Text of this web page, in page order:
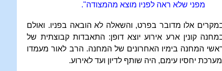
מפני שלא ראה לפניו מוצא מהמצודה".
אלו מדובר בפרט, והשאלה לא הובאה בפניו. ואולם
קונין ארע אירוע יוצא דופן: התאבדות קבוצתית של
המחנה בימיו האחרונים של המחנה. הרב לאור מעמדו
יחסיו עימם, היה שותף לדיון ועד לאירוע.